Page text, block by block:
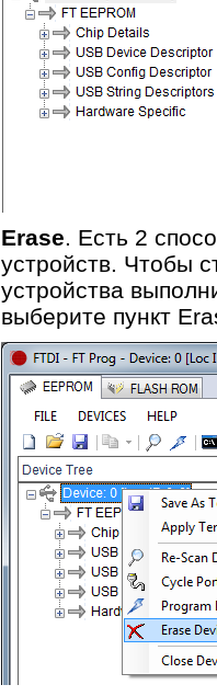
Erase. Есть 2
устройств. Чтобы
устройства
выберите пункт